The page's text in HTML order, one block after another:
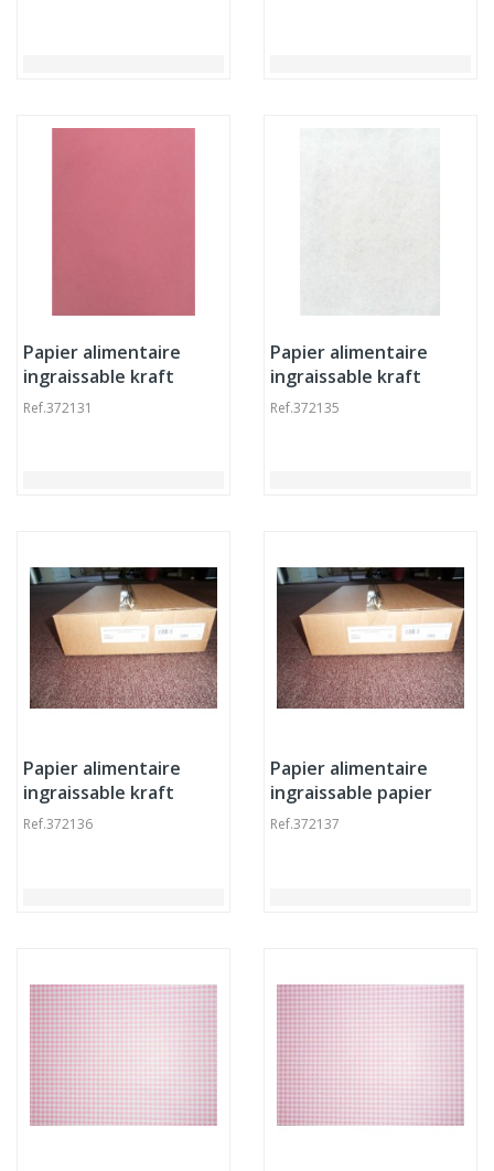
Papier alimentaire
ingraissable kraft
33x50 cm (1293 pièces)
Ref.372131
Papier alimentaire
ingraissable kraft
33x50 cm (1293 pièces)
Ref.372135
Papier alimentaire
ingraissable kraft
50x65 cm (656 pièces)
Ref.372136
Papier alimentaire
ingraissable papier
blanc 65x100 cm 45
Ref.372137